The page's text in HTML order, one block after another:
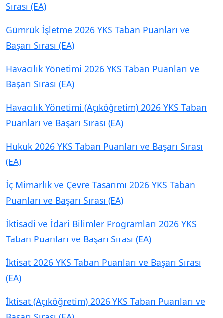
Sırası (EA)
Gümrük İşletme 2026 YKS Taban Puanları ve
Başarı Sırası (EA)
Havacılık Yönetimi 2026 YKS Taban Puanları ve
Başarı Sırası (EA)
Havacılık Yönetimi (Açıköğretim) 2026 YKS Taban
Puanları ve Başarı Sırası (EA)
Hukuk 2026 YKS Taban Puanları ve Başarı Sırası
(EA)
İç Mimarlık ve Çevre Tasarımı 2026 YKS Taban
Puanları ve Başarı Sırası (EA)
İktisadi ve İdari Bilimler Programları 2026 YKS
Taban Puanları ve Başarı Sırası (EA)
İktisat 2026 YKS Taban Puanları ve Başarı Sırası
(EA)
İktisat (Açıköğretim) 2026 YKS Taban Puanları ve